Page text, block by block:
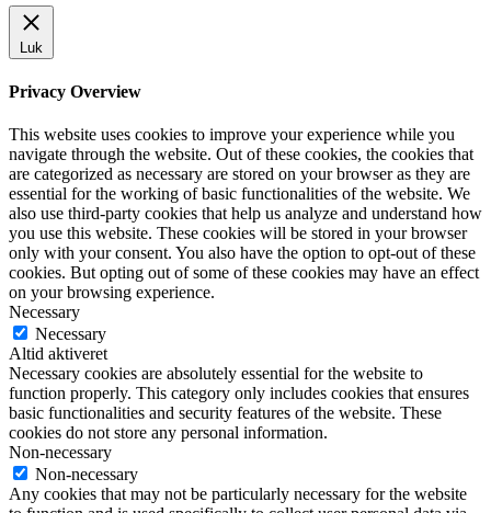
Luk
Privacy Overview
This website uses cookies to improve your experience while you
navigate through the website. Out of these cookies, the cookies that
are categorized as necessary are stored on your browser as they are
essential for the working of basic functionalities of the website. We
also use third-party cookies that help us analyze and understand how
you use this website. These cookies will be stored in your browser
only with your consent. You also have the option to opt-out of these
cookies. But opting out of some of these cookies may have an effect
on your browsing experience.
Necessary
Necessary
Altid aktiveret
Necessary cookies are absolutely essential for the website to
function properly. This category only includes cookies that ensures
basic functionalities and security features of the website. These
cookies do not store any personal information.
Non-necessary
Non-necessary
Any cookies that may not be particularly necessary for the website